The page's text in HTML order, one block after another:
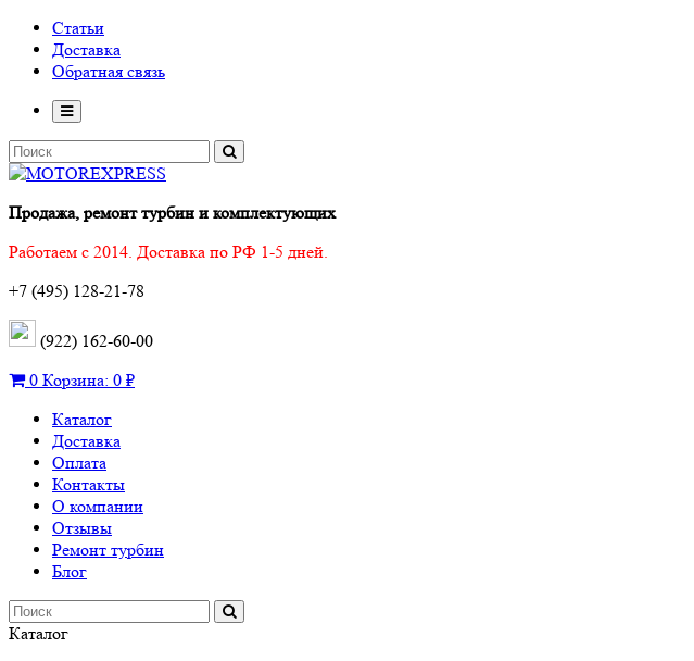
Статьи
Доставка
Обратная связь
Продажа, ремонт турбин и комплектующих
Работаем с 2014. Доставка по РФ 1-5 дней.
+7 (495) 128-21-78
(922) 162-60-00
0 Корзина: 0 ₽
Каталог
Доставка
Оплата
Контакты
О компании
Отзывы
Ремонт турбин
Блог
Каталог